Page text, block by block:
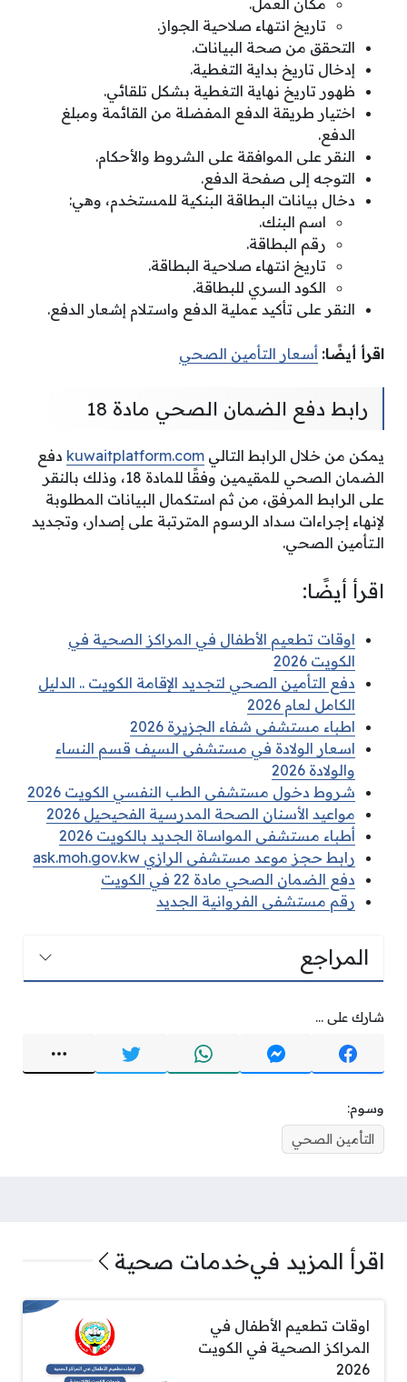
تاريخ انتهاء صلاحية الجواز.
التحقق من صحة البيانات.
إدخال تاريخ بداية التغطية.
ظهور تاريخ نهاية التغطية بشكل تلقائي.
اختيار طريقة الدفع المفضلة من القائمة ومبلغ
الدفع.
النقر على الموافقة على الشروط والأحكام.
التوجه إلى صفحة الدفع.
دخال بيانات البطاقة البنكية للمستخدم، وهي:
اسم البنك.
رقم البطاقة.
تاريخ انتهاء صلاحية البطاقة.
الكود السري للبطاقة.
النقر على تأكيد عملية الدفع واستلام إشعار الدفع.
اقرأ أيضًا: أسعار التأمين الصحي
رابط دفع الضمان الصحي مادة 18
يمكن من خلال الرابط التالي kuwaitplatform.com دفع
الضمان الصحي للمقيمين وفقًا للمادة 18، وذلك بالنقر
على الرابط المرفق، من ثم استكمال البيانات المطلوبة
لإنهاء إجراءات سداد الرسوم المترتبة على إصدار، وتجديد
الـتأمين الصحي.
اقرأ أيضًا:
اوقات تطعيم الأطفال في المراكز الصحية في
الكويت 2026
دفع التأمين الصحي لتجديد الإقامة الكويت .. الدليل
الكامل لعام 2026
اطباء مستشفى شفاء الجزيرة 2026
اسعار الولادة في مستشفى السيف قسم النساء
والولادة 2026
شروط دخول مستشفى الطب النفسي الكويت 2026
مواعيد الأسنان الصحة المدرسية الفحيحيل 2026
أطباء مستشفى المواساة الجديد بالكويت 2026
رابط حجز موعد مستشفى الرازي ask.moh.gov.kw
دفع الضمان الصحي مادة 22 في الكويت
رقم مستشفى الفروانية الجديد
المراجع
شارك على ...
وسوم:
التأمين الصحي
اقرأ المزيد فيخدمات صحية
اوقات تطعيم الأطفال في
المراكز الصحية في الكويت
2026